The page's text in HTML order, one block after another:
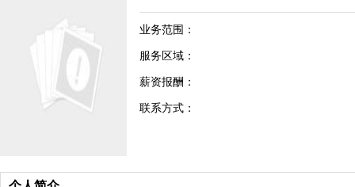
业务范围：
服务区域：
薪资报酬：
联系方式：